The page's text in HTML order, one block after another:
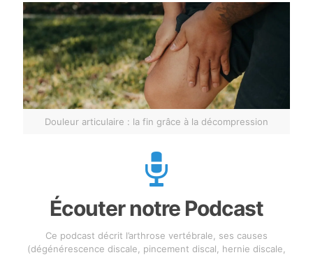
Douleur articulaire : la fin grâce à la décompression
Écouter notre Podcast
Ce podcast décrit l’arthrose vertébrale, ses causes
(dégénérescence discale, pincement discal, hernie discale,